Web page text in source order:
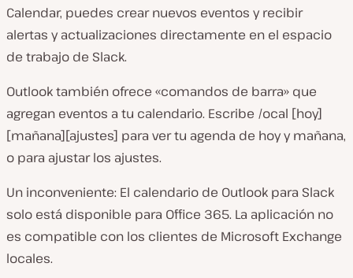
Calendar, puedes crear nuevos eventos y recibir
alertas y actualizaciones directamente en el espacio
de trabajo de Slack.
Outlook también ofrece «comandos de barra» que
agregan eventos a tu calendario. Escribe /ocal [hoy]
[mañana][ajustes] para ver tu agenda de hoy y mañana,
o para ajustar los ajustes.
Un inconveniente: El calendario de Outlook para Slack
solo está disponible para Office 365. La aplicación no
es compatible con los clientes de Microsoft Exchange
locales.